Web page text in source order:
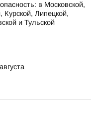
в Московской,
Курской, Липецкой,
и Тульской